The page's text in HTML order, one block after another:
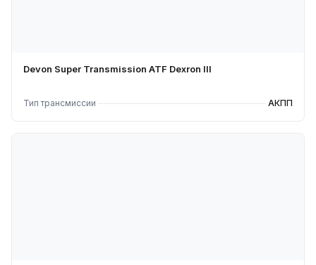
Devon Super Transmission ATF Dexron III
Тип трансмиссии АКПП